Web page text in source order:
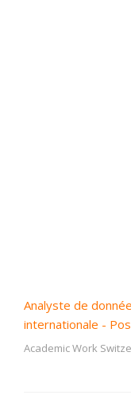
Analyste de
internationale -
Academic Work